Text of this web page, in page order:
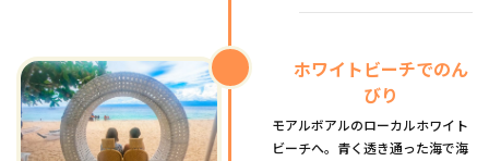
ホワイトビーチでのん
びり
モアルボアルのローカルホワイト
ビーチへ。青く透き通った海で海